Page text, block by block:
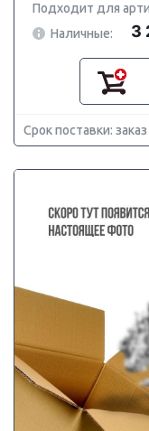
Подходит для
Наличные:
3
Срок поставки: